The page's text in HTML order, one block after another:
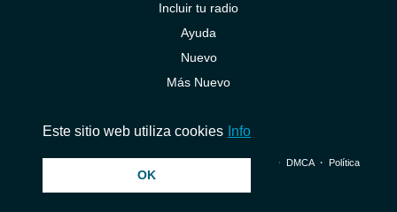
Incluir tu radio
Ayuda
Nuevo
Más Nuevo
© 2026 InstantAudio. Reservados todos los derechos. ・ DMCA・ Política
Este sitio web utiliza cookies Info
OK